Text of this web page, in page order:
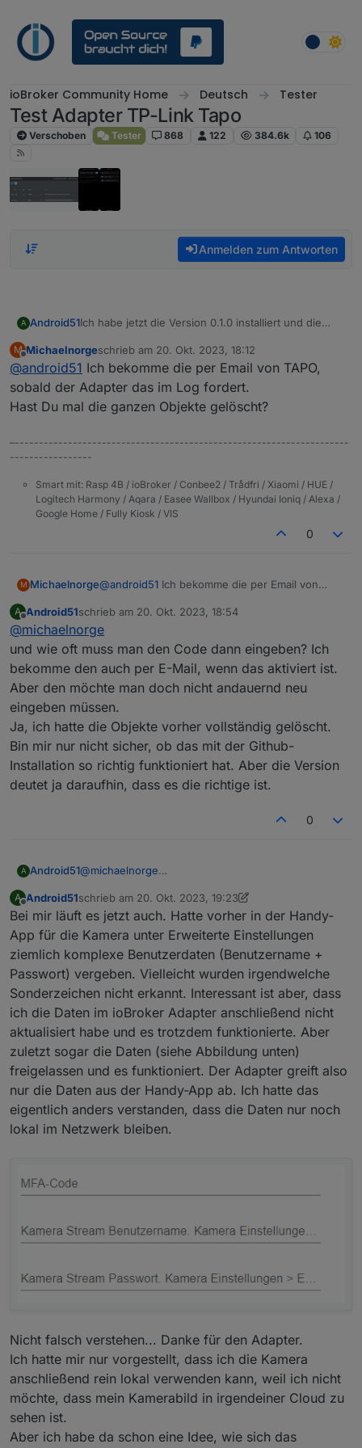
ioBroker Community Home Deutsch Tester
Test Adapter TP-Link Tapo
Verschoben Tester 868 122 384.6k 106
Anmelden zum Antworten
A Android51Ich habe jetzt die Version 0.1.0 installiert und die
gleichen Fehlermeldungen wie oben beschrieben.
@Michaelnorge
Was hast du denn bei MFA eingegeben? Der Code
ändert sich doch stetig?! Ich dachte, man müsste
MFA in der Handy-App deaktivieren.
M
Offline
Michaelnorgeschrieb am 20. Okt. 2023, 18:12
zuletzt editiert von
@android51 Ich bekomme die per Email von TAPO,
sobald der Adapter das im Log fordert.
Hast Du mal die ganzen Objekte gelöscht?
–---------------------------------------------------------------------
-----------------
Smart mit: Rasp 4B / ioBroker / Conbee2 / Trådfri / Xiaomi / HUE /
Logitech Harmony / Aqara / Easee Wallbox / Hyundai Ioniq / Alexa /
Google Home / Fully Kiosk / VIS
0
M Michaelnorge@android51 Ich bekomme die per Email von
Hast Du mal die ganzen Objekte gelöscht?
A
Offline
Android51schrieb am 20. Okt. 2023, 18:54
zuletzt editiert von
@michaelnorge
und wie oft muss man den Code dann eingeben? Ich
bekomme den auch per E-Mail, wenn das aktiviert ist.
Aber den möchte man doch nicht andauernd neu
eingeben müssen.
Ja, ich hatte die Objekte vorher vollständig gelöscht.
Bin mir nur nicht sicher, ob das mit der Github-
Installation so richtig funktioniert hat. Aber die Version
deutet ja daraufhin, dass es die richtige ist.
0
A Android51@michaelnorge
Ich bekomme den auch per E-Mail, wenn das
aktiviert ist. Aber den möchte man doch nicht
andauernd neu eingeben müssen.
Ja, ich hatte die Objekte vorher vollständig gelöscht.
Bin mir nur nicht sicher, ob das mit der Github-
Installation so richtig funktioniert hat. Aber die
Version deutet ja daraufhin, dass es die richtige ist.
A
Offline
Android51schrieb am 20. Okt. 2023, 19:23
zuletzt editiert von Android51
Bei mir läuft es jetzt auch. Hatte vorher in der Handy-
App für die Kamera unter Erweiterte Einstellungen
ziemlich komplexe Benutzerdaten (Benutzername +
Passwort) vergeben. Vielleicht wurden irgendwelche
Sonderzeichen nicht erkannt. Interessant ist aber, dass
ich die Daten im ioBroker Adapter anschließend nicht
aktualisiert habe und es trotzdem funktionierte. Aber
zuletzt sogar die Daten (siehe Abbildung unten)
freigelassen und es funktioniert. Der Adapter greift also
nur die Daten aus der Handy-App ab. Ich hatte das
eigentlich anders verstanden, dass die Daten nur noch
lokal im Netzwerk bleiben.
Nicht falsch verstehen... Danke für den Adapter.
Ich hatte mir nur vorgestellt, dass ich die Kamera
anschließend rein lokal verwenden kann, weil ich nicht
möchte, dass mein Kamerabild in irgendeiner Cloud zu
sehen ist.
Aber ich habe da schon eine Idee, wie sich das